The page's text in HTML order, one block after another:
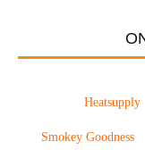
Heatsupply
Smokey Goodness